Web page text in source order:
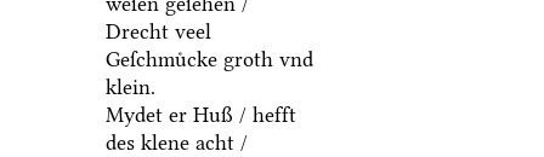
Drecht veel
Geſchmuͤcke groth vnd
klein.
Mydet er Huß / hefft
des klene acht /